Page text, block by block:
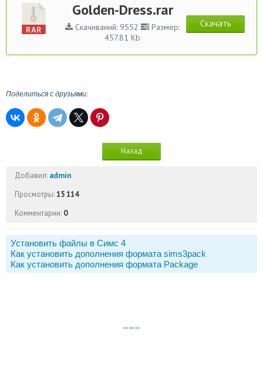
Golden-Dress.rar
Скачиваний: 9552
Размер:
457.81 Kb
Скачать
Поделиться с друзьями:
Назад
Добавил: admin
Просмотры:15 114
Комментарии: 0
Установить файлы в Симс 4
Как установить дополнения формата sims3pack
Как установить дополнения формата Package